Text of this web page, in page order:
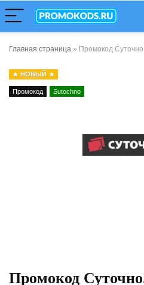
Главная страница » Промокод
НОВЫЙ
Промокод Sutochno
Промокод